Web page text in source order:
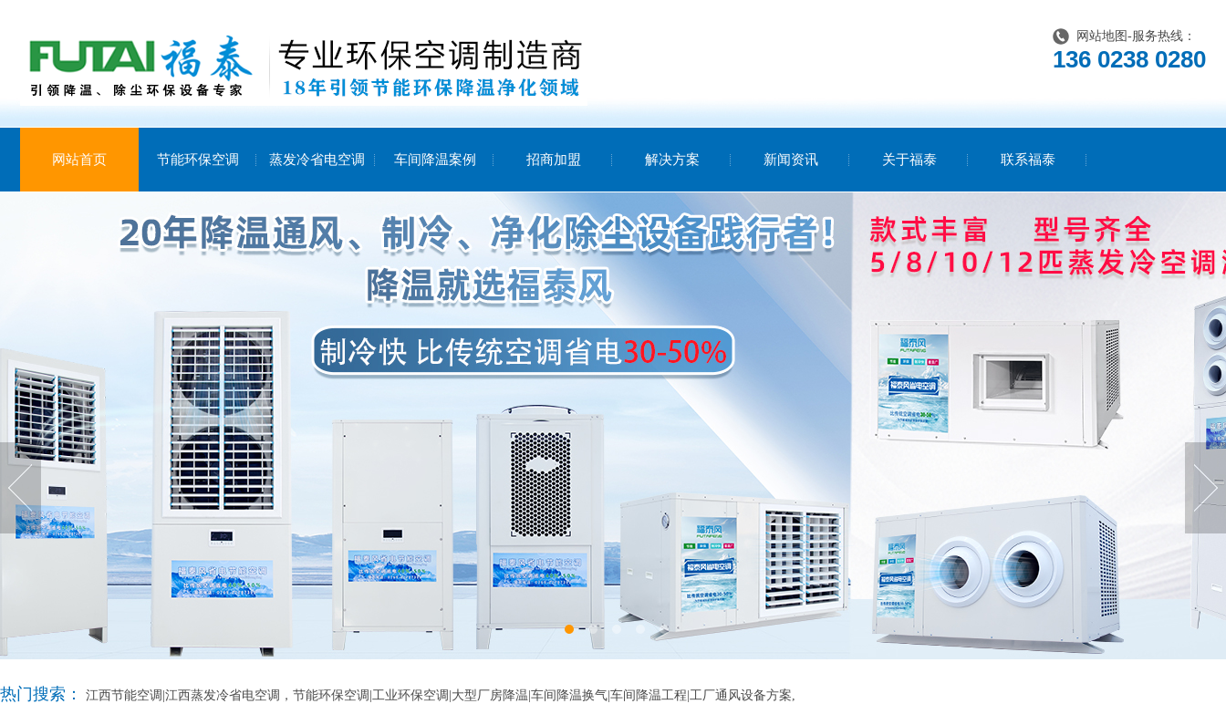
网站地图 -服务热线：
136 0238 0280
网站首页 节能环保空调 蒸发冷省电空调 车间降温案例 招商加盟 解决方案 新闻资讯 关于福泰 联系福泰
热门搜索： 江西节能空调|江西蒸发冷省电空调，节能环保空调|工业环保空调|大型厂房降温|车间降温换气|车间降温工程|工厂通风设备方案,